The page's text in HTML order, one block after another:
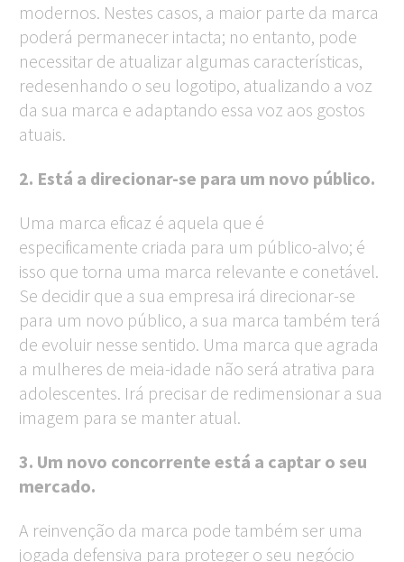
modernos. Nestes casos, a maior parte da marca
poderá permanecer intacta; no entanto, pode
necessitar de atualizar algumas características,
redesenhando o seu logotipo, atualizando a voz
da sua marca e adaptando essa voz aos gostos
atuais.
2. Está a direcionar-se para um novo público.
Uma marca eficaz é aquela que é
especificamente criada para um público-alvo; é
isso que torna uma marca relevante e conetável.
Se decidir que a sua empresa irá direcionar-se
para um novo público, a sua marca também terá
de evoluir nesse sentido. Uma marca que agrada
a mulheres de meia-idade não será atrativa para
adolescentes. Irá precisar de redimensionar a sua
imagem para se manter atual.
3. Um novo concorrente está a captar o seu
mercado.
A reinvenção da marca pode também ser uma
jogada defensiva para proteger o seu negócio